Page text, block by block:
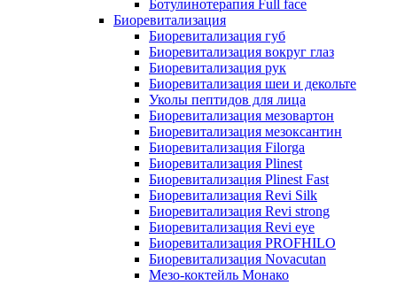
Ботулинотерапия Full face
Биоревитализация
Биоревитализация губ
Биоревитализация вокруг глаз
Биоревитализация рук
Биоревитализация шеи и декольте
Уколы пептидов для лица
Биоревитализация мезовартон
Биоревитализация мезоксантин
Биоревитализация Filorga
Биоревитализация Plinest
Биоревитализация Plinest Fast
Биоревитализация Revi Silk
Биоревитализация Revi strong
Биоревитализация Revi eye
Биоревитализация PROFHILO
Биоревитализация Novacutan
Мезо-коктейль Монако